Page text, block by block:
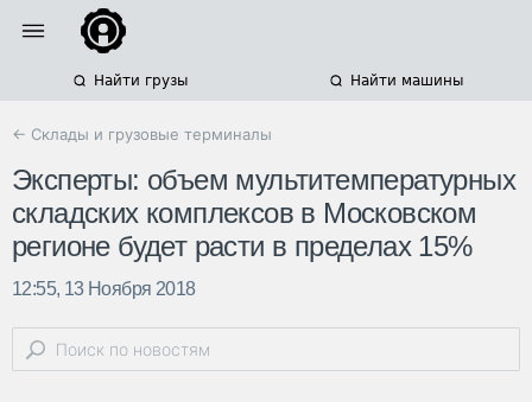
Найти грузы Найти машины
← Склады и грузовые терминалы
Эксперты: объем мультитемпературных
складских комплексов в Московском
регионе будет расти в пределах 15%
12:55, 13 Ноября 2018